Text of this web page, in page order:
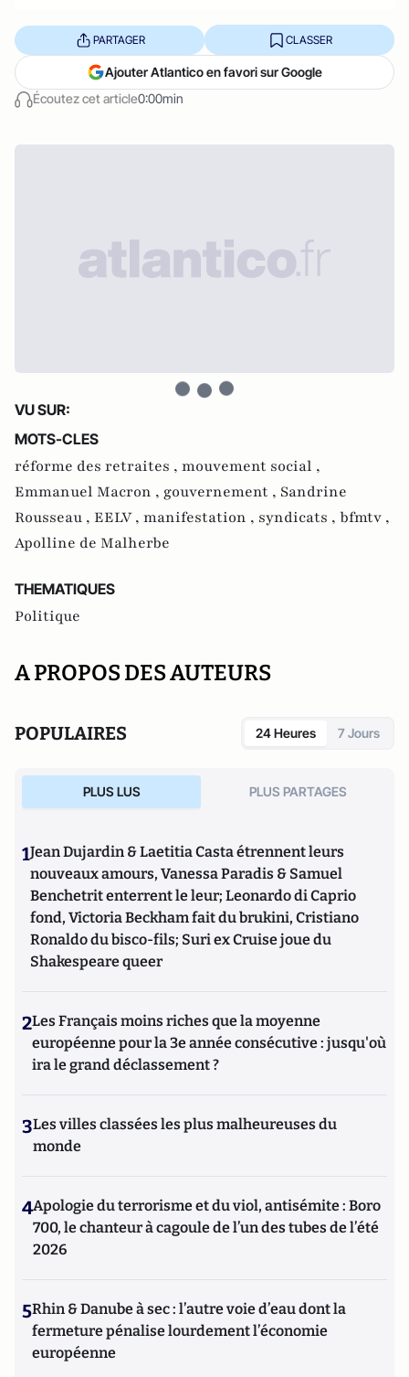
Écoutez cet article0:00min
PARTAGER CLASSER
Ajouter Atlantico en favori sur Google
VU SUR:
MOTS-CLES
réforme des retraites , mouvement social ,
Emmanuel Macron , gouvernement , Sandrine
Rousseau , EELV , manifestation , syndicats , bfmtv ,
Apolline de Malherbe
THEMATIQUES
Politique
A PROPOS DES AUTEURS
POPULAIRES 24 Heures 7 Jours
PLUS LUS PLUS PARTAGES
1Jean Dujardin & Laetitia Casta étrennent leurs
nouveaux amours, Vanessa Paradis & Samuel
Benchetrit enterrent le leur; Leonardo di Caprio
fond, Victoria Beckham fait du brukini, Cristiano
Ronaldo du bisco-fils; Suri ex Cruise joue du
Shakespeare queer
2Les Français moins riches que la moyenne
européenne pour la 3e année consécutive : jusqu'où
ira le grand déclassement ?
3Les villes classées les plus malheureuses du
monde
4Apologie du terrorisme et du viol, antisémite : Boro
700, le chanteur à cagoule de l’un des tubes de l’été
2026
5Rhin & Danube à sec : l’autre voie d’eau dont la
fermeture pénalise lourdement l’économie
européenne